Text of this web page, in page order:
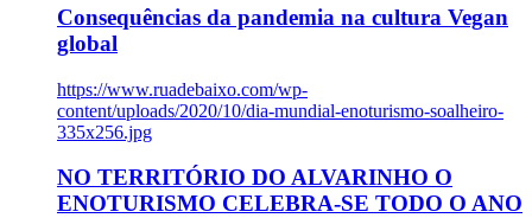
Consequências da pandemia na cultura Vegan
global
https://www.ruadebaixo.com/wp-
content/uploads/2020/10/dia-mundial-enoturismo-soalheiro-
335x256.jpg
NO TERRITÓRIO DO ALVARINHO O
ENOTURISMO CELEBRA-SE TODO O ANO